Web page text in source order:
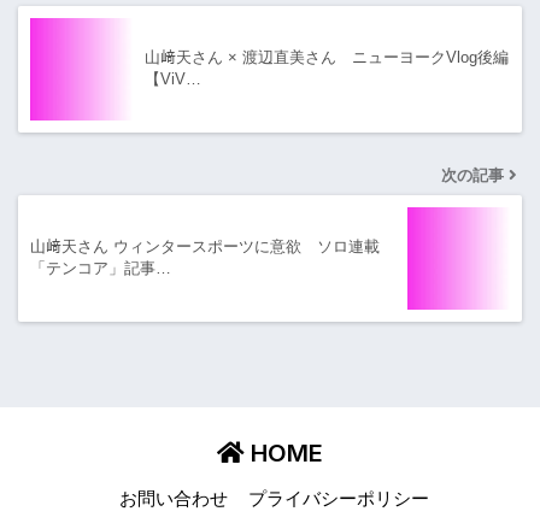
山﨑天さん × 渡辺直美さん ニューヨークVlog後編
【ViV…
次の記事
山﨑天さん ウィンタースポーツに意欲 ソロ連載
「テンコア」記事…
HOME
お問い合わせ プライバシーポリシー